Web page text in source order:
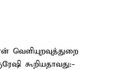
வெளியுறவுத்துறை
கூறியதாவது:-